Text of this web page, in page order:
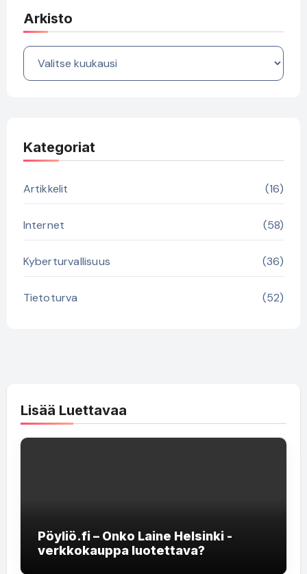
Arkisto
Arkisto
Kategoriat
Artikkelit (16)
Internet (58)
Kyberturvallisuus (36)
Tietoturva (52)
Lisää Luettavaa
Pöyliö.fi – Onko Laine Helsinki -
verkkokauppa luotettava?